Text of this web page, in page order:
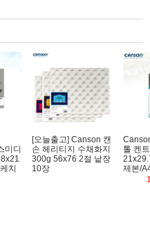
미디
치
[오늘출고] Canson 캔
손 헤리티지 수채화지
300g 56x76 2절 낱장
10장
톨 켄
제본/